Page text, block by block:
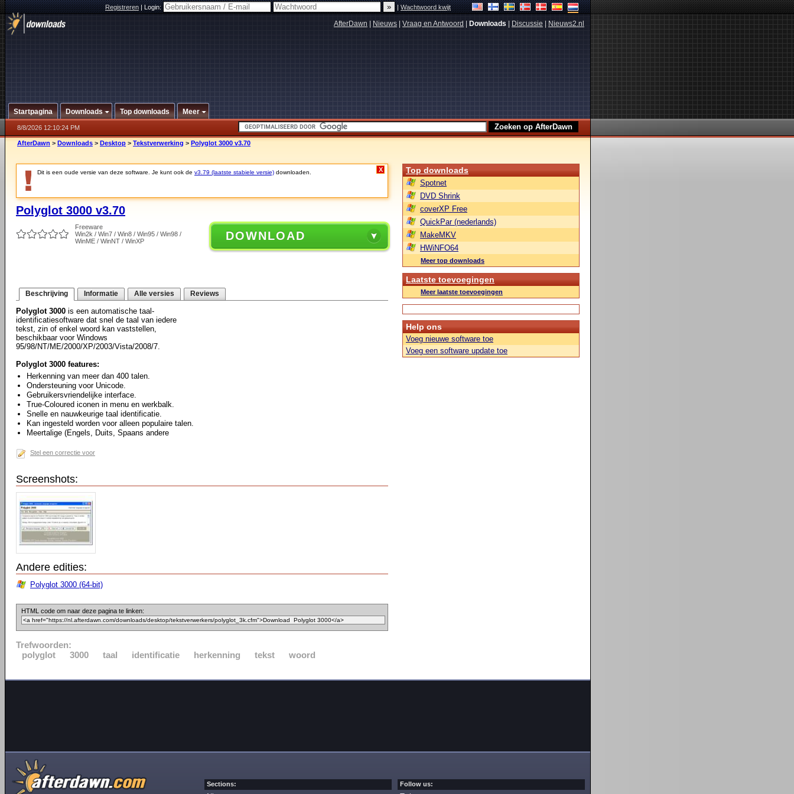
Registreren|Login: |Wachtwoord kwijt
AfterDawn Nieuws Vraag en Antwoord Downloads Discussie Nieuws2.nl
Startpagina Downloads Top downloads Meer
8/8/2026 12:10:24 PM
AfterDawn > Downloads > Desktop > Tekstverwerking > Polyglot 3000 v3.70
Dit is een oude versie van deze software. Je kunt ook de v3.79 (laatste stabiele versie) downloaden. X
Polyglot 3000 v3.70
Freeware
Win2k / Win7 / Win8 / Win95 / Win98 /
WinME / WinNT / WinXP
DOWNLOAD
Beschrijving Informatie Alle versies Reviews
Polyglot 3000 is een automatische taal-
identificatiesoftware dat snel de taal van iedere
tekst, zin of enkel woord kan vaststellen,
beschikbaar voor Windows
95/98/NT/ME/2000/XP/2003/Vista/2008/7.
Polyglot 3000 features:
Herkenning van meer dan 400 talen.
Ondersteuning voor Unicode.
Gebruikersvriendelijke interface.
True-Coloured iconen in menu en werkbalk.
Snelle en nauwkeurige taal identificatie.
Kan ingesteld worden voor alleen populaire talen.
Meertalige (Engels, Duits, Spaans andere
Stel een correctie voor
Screenshots:
Andere edities:
Polyglot 3000 (64-bit)
HTML code om naar deze pagina te linken:
Trefwoorden:
polyglot
3000 taal identificatie herkenning tekst woord
Top downloads
Spotnet
DVD Shrink
coverXP Free
QuickPar (nederlands)
MakeMKV
HWiNFO64
Meer top downloads
Laatste toevoegingen
Meer laatste toevoegingen
Help ons
Voeg nieuwe software toe
Voeg een software update toe
Sections: Follow us: